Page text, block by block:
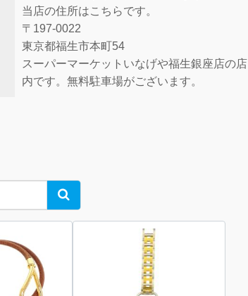
当店の住所はこちらです。
〒197-0022
東京都福生市本町54
スーパーマーケットいなげや福生銀座店の店
内です。無料駐車場がございます。
Search